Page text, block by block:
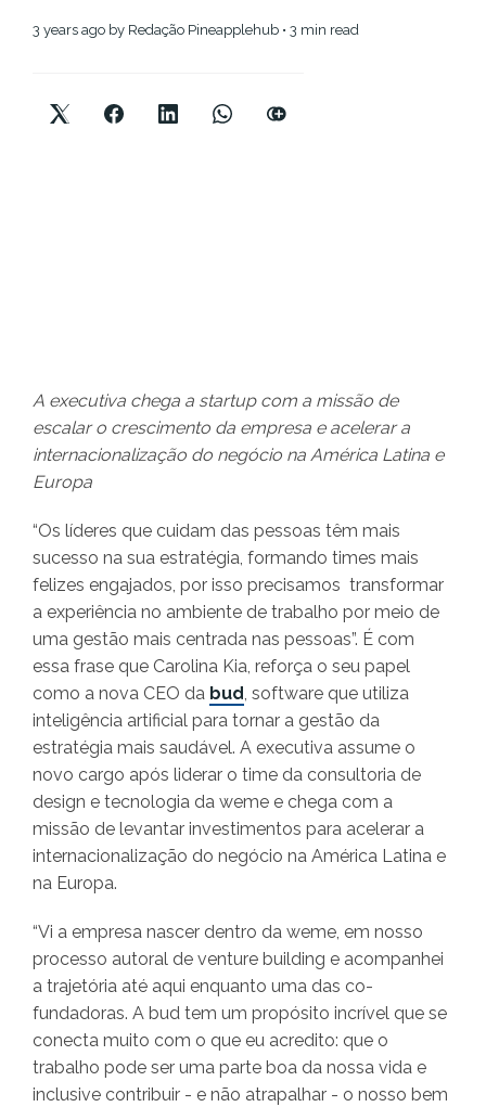
3 years ago by Redação Pineapplehub • 3 min read
A executiva chega a startup com a missão de
escalar o crescimento da empresa e acelerar a
internacionalização do negócio na América Latina e
Europa
“Os líderes que cuidam das pessoas têm mais
sucesso na sua estratégia, formando times mais
felizes engajados, por isso precisamos transformar
a experiência no ambiente de trabalho por meio de
uma gestão mais centrada nas pessoas”. É com
essa frase que Carolina Kia, reforça o seu papel
como a nova CEO da bud, software que utiliza
inteligência artificial para tornar a gestão da
estratégia mais saudável. A executiva assume o
novo cargo após liderar o time da consultoria de
design e tecnologia da weme e chega com a
missão de levantar investimentos para acelerar a
internacionalização do negócio na América Latina e
na Europa.
“Vi a empresa nascer dentro da weme, em nosso
processo autoral de venture building e acompanhei
a trajetória até aqui enquanto uma das co-
fundadoras. A bud tem um propósito incrível que se
conecta muito com o que eu acredito: que o
trabalho pode ser uma parte boa da nossa vida e
inclusive contribuir - e não atrapalhar - o nosso bem